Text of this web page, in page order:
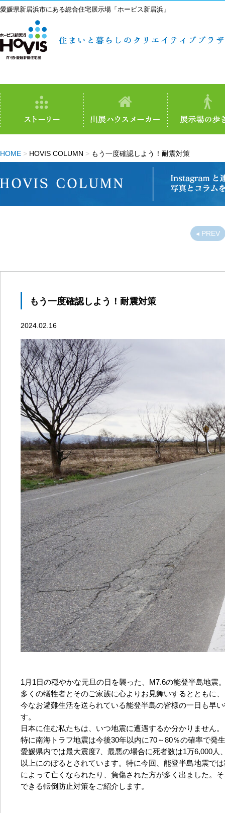
愛媛県新居浜市にある総合住宅展示場「ホービス新居浜」
HOME > HOVIS COLUMN > もう一度確認しよう！耐震対策
◂ PREV
もう一度確認しよう！耐震対策
2024.02.16
1月1日の穏やかな元旦の日を襲った、M7.6の能登半島地震
多くの犠牲者とそのご家族に心よりお見舞いするとともに、
今なお避難生活を送られている能登半島の皆様の一日も早
す。
日本に住む私たちは、いつ地震に遭遇するか分かりません。
特に南海トラフ地震は今後30年以内に70～80％の確率で発
愛媛県内では最大震度7、最悪の場合に死者数は1万6,000人
以上にのぼるとされています。特に今回、能登半島地震で
によって亡くなられたり、負傷された方が多く出ました。
できる転倒防止対策をご紹介します。